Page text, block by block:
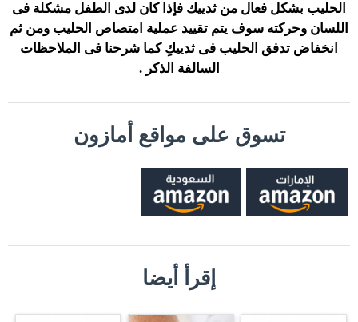
الحليب بشكل فعال من ثدييك فإذا كان لدى الطفل مشكلة فى
اللسان وحركته سوف يتم تقييد عملية امتصاص الحليب ومن ثم
انخفاض تدفق الحليب فى ثدييكِ كما شرحنا فى الملاحظات
السالفة الذكر .
تسوق على مواقع أمازون
إقرأ أيضا